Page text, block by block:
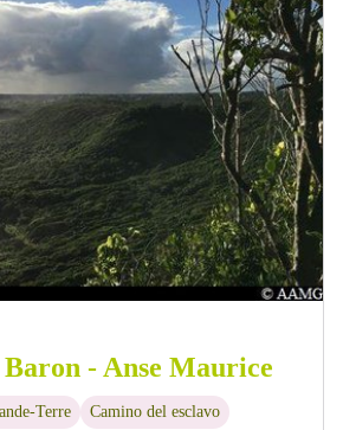
- Anse Maurice
Terre
Camino del esclavo